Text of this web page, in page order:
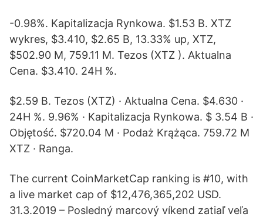
-0.98%. Kapitalizacja Rynkowa. $1.53 B. XTZ
wykres, $3.410, $2.65 B, 13.33% up, XTZ,
$502.90 M, 759.11 M. Tezos (XTZ ). Aktualna
Cena. $3.410. 24H %.
$2.59 B. Tezos (XTZ) · Aktualna Cena. $4.630 ·
24H %. 9.96% · Kapitalizacja Rynkowa. $ 3.54 B ·
Objętość. $720.04 M · Podaż Krążąca. 759.72 M
XTZ · Ranga.
The current CoinMarketCap ranking is #10, with
a live market cap of $12,476,365,202 USD.
31.3.2019 – Posledný marcový víkend zatiaľ veľa